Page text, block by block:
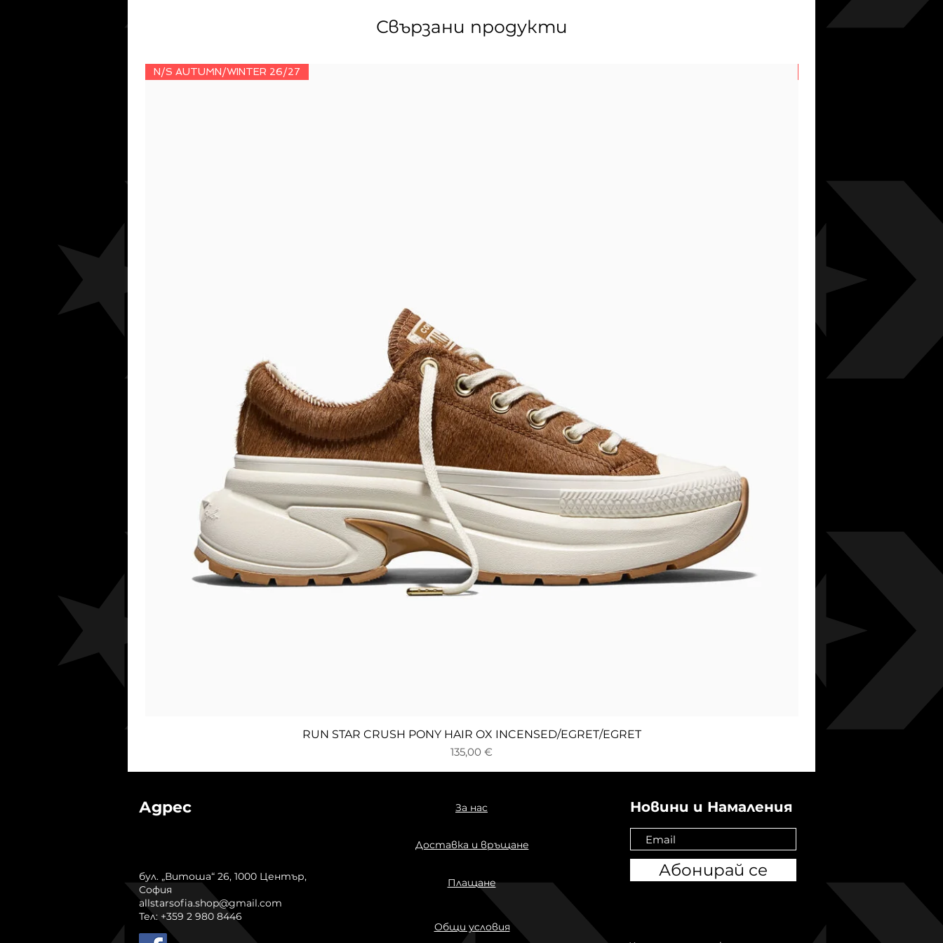
Свързани продукти
Бърз преглед
N/S AUTUMN/WINTER 26/27
RUN STAR CRUSH PONY HAIR OX INCENSED/EGRET/EGRET
Цена
135,00 €
Адрес За нас
Доставка и връщане
бул. „Витоша“ 26, 1000 Център,
София
allstarsofia.shop@gmail.com
Тел: +359 2 980 8446
Плащане
Общи условия
Новини и Намаления
Абонирай се